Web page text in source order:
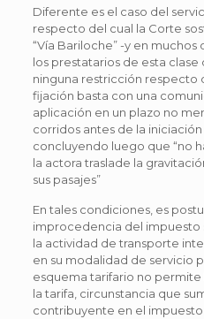
Diferente es el caso del
respecto del cual la Corte
“Vía Bariloche” -y en
los prestatarios de esta clase
ninguna restricción respecto
fijación basta con una
aplicación en un plazo no
corridos antes de la iniciación
concluyendo luego que “no
la actora traslade la
sus pasajes”
En tales condiciones, es
improcedencia del impuesto
la actividad de transporte
en su modalidad de servicio
esquema tarifario no
la tarifa, circunstancia que
contribuyente en el impuesto